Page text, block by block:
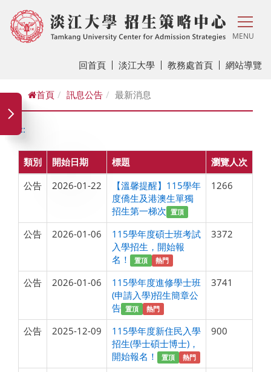
MENU
回首頁 淡江大學 教務處首頁 網站導覽
首頁 訊息公告 最新消息
:::
類別 開始日期 標題
瀏覽人次
公告
2026-01-22
【溫馨提醒】115學年
度僑生及港澳生單獨
招生第一梯次 置頂
1266
公告 2026-01-06
115學年度碩士班考試
入學招生，開始報
名！
置頂 熱門
3372
公告 2026-01-06
115學年度進修學士班
(申請入學)招生簡章公
告 置頂 熱門
3741
公告 2025-12-09
115學年度新住民入學
招生(學士碩士博士)，
開始報名！
置頂 熱門
900